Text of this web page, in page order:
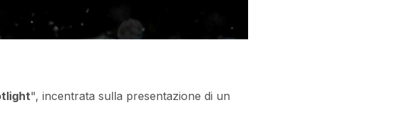
", incentrata sulla presentazione di un